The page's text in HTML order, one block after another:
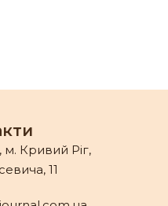
м. Кривий Ріг,
11